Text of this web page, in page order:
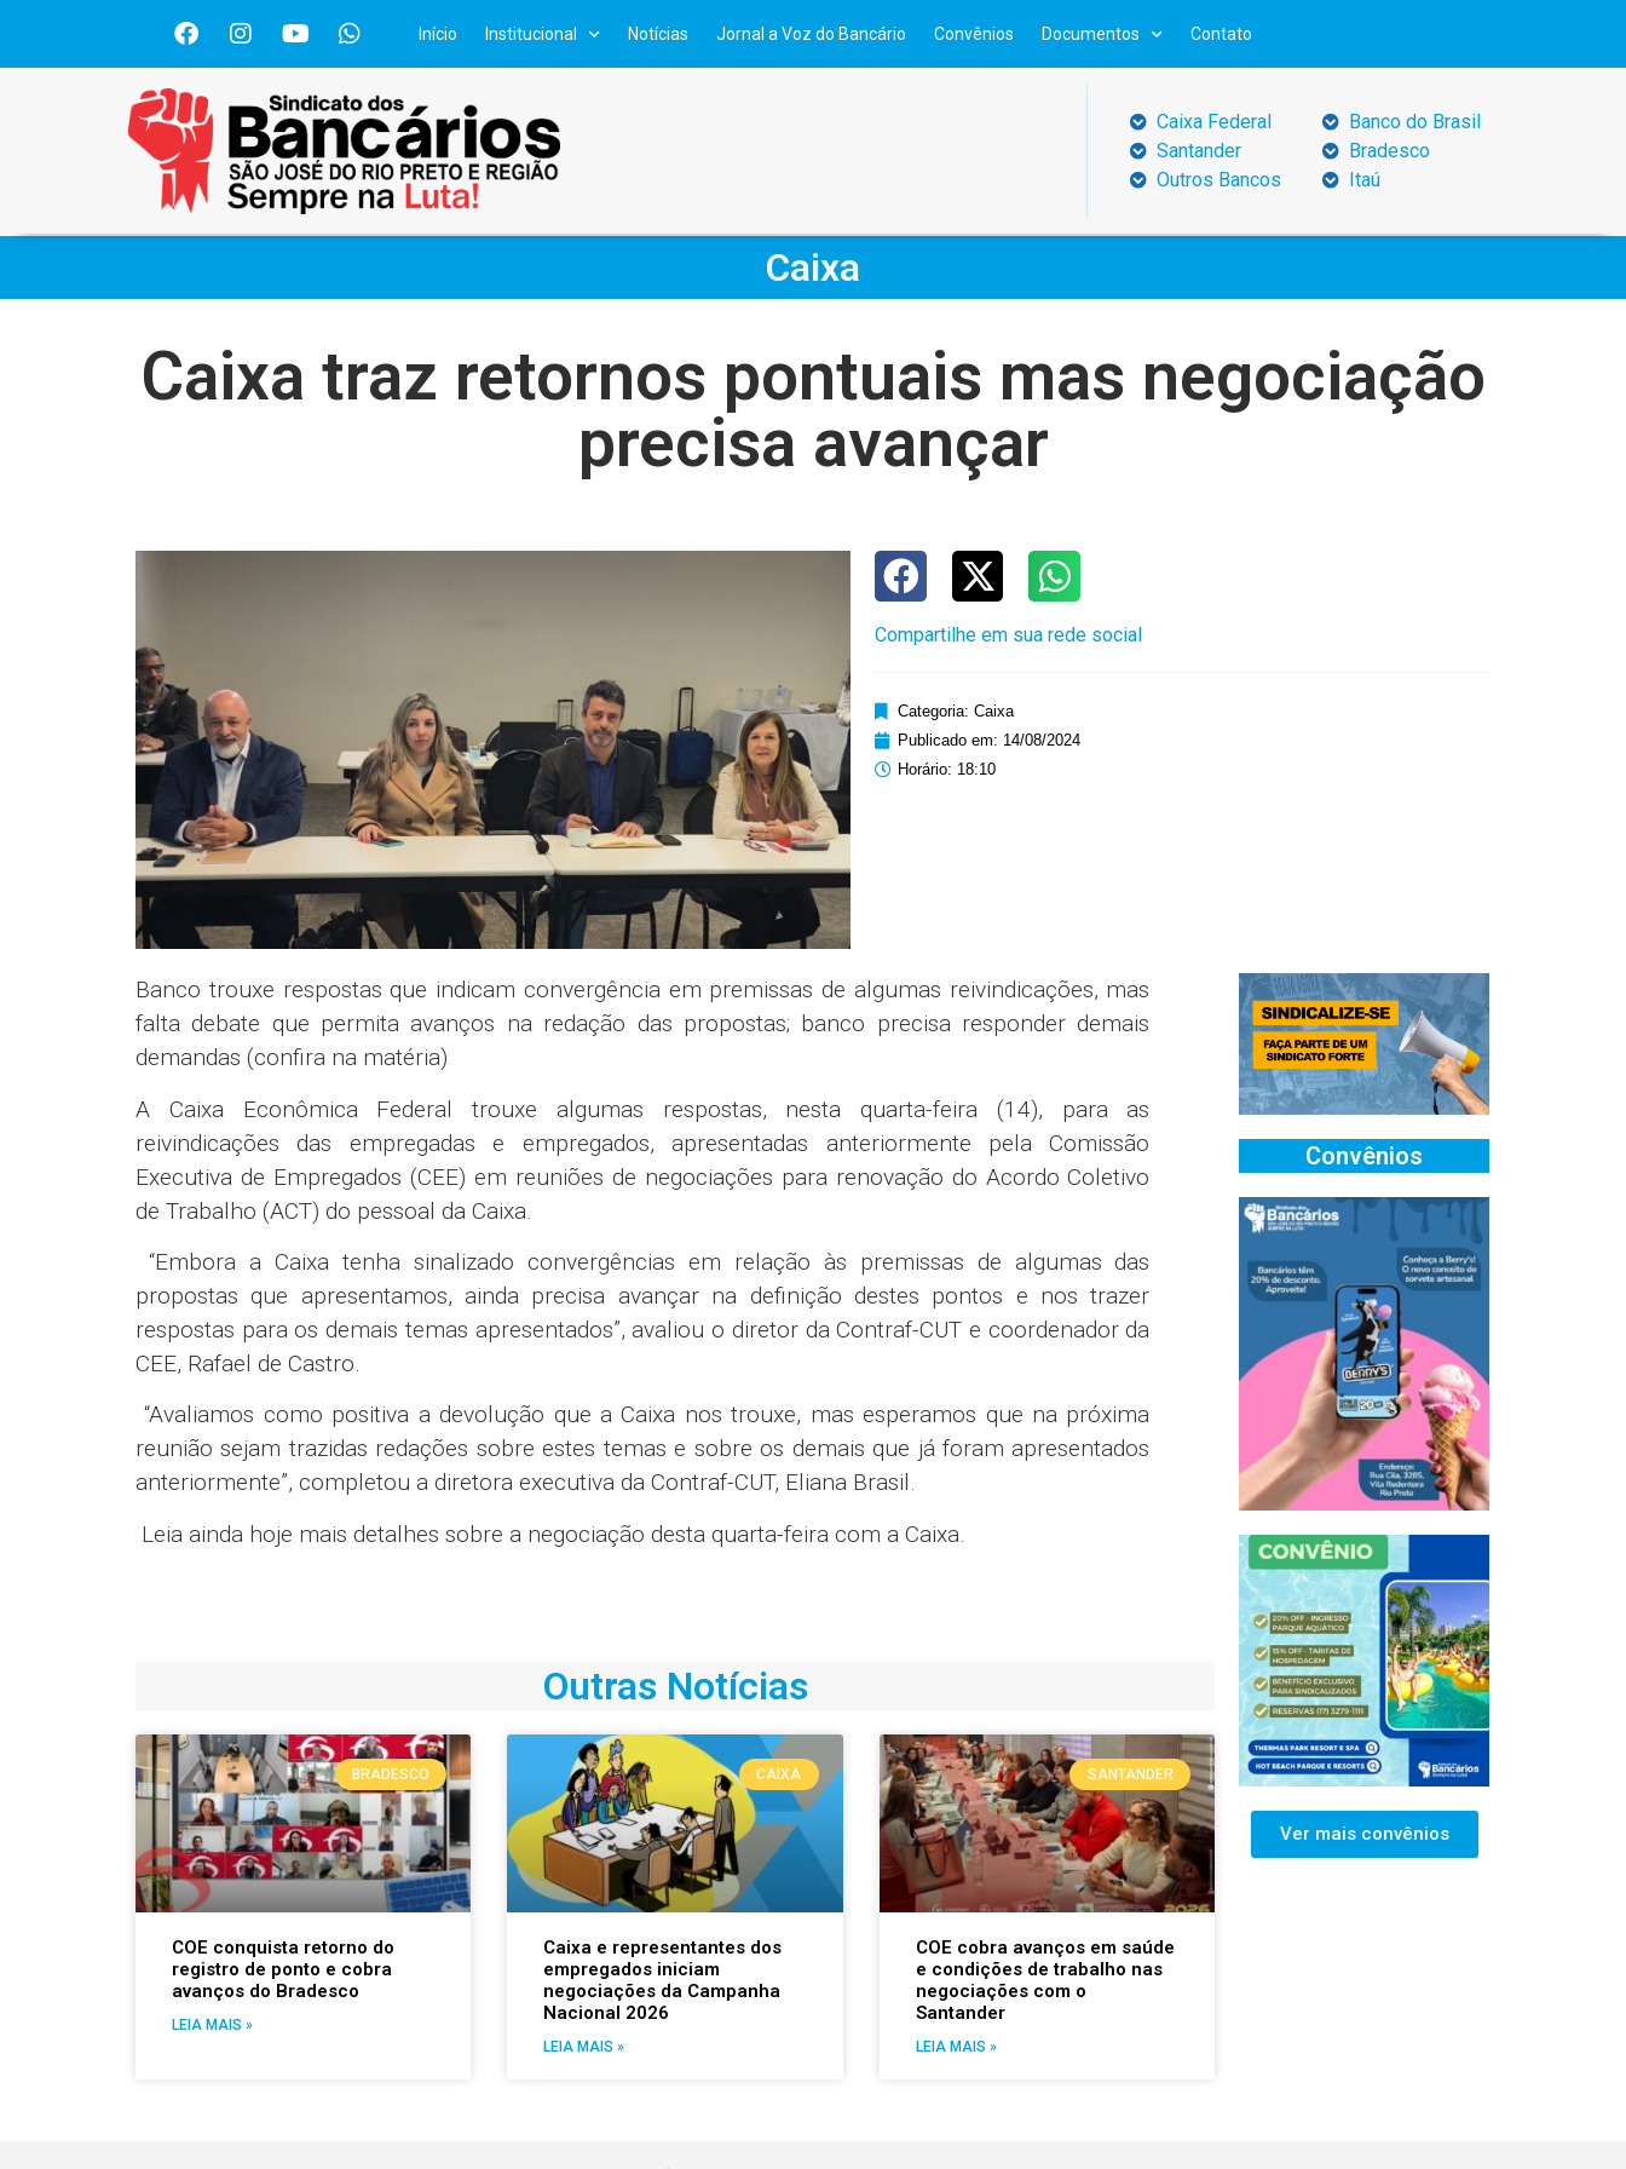
Início Institucional Notícias Jornal a Voz do Bancário Convênios Documentos Contato
Caixa Federal
Santander
Outros Bancos
Banco do Brasil
Bradesco
Itaú
Caixa
Caixa traz retornos pontuais mas negociação
precisa avançar
Compartilhe em sua rede social
Categoria: Caixa
Publicado em: 14/08/2024
Horário: 18:10
Banco trouxe respostas que indicam convergência em premissas de algumas reivindicações, mas
falta debate que permita avanços na redação das propostas; banco precisa responder demais
demandas (confira na matéria)
A Caixa Econômica Federal trouxe algumas respostas, nesta quarta-feira (14), para as
reivindicações das empregadas e empregados, apresentadas anteriormente pela Comissão
Executiva de Empregados (CEE) em reuniões de negociações para renovação do Acordo Coletivo
de Trabalho (ACT) do pessoal da Caixa.
“Embora a Caixa tenha sinalizado convergências em relação às premissas de algumas das
propostas que apresentamos, ainda precisa avançar na definição destes pontos e nos trazer
respostas para os demais temas apresentados”, avaliou o diretor da Contraf-CUT e coordenador da
CEE, Rafael de Castro.
“Avaliamos como positiva a devolução que a Caixa nos trouxe, mas esperamos que na próxima
reunião sejam trazidas redações sobre estes temas e sobre os demais que já foram apresentados
anteriormente”, completou a diretora executiva da Contraf-CUT, Eliana Brasil.
Leia ainda hoje mais detalhes sobre a negociação desta quarta-feira com a Caixa.
Outras Notícias
BRADESCO
COE conquista retorno do
registro de ponto e cobra
avanços do Bradesco
LEIA MAIS »
CAIXA
Caixa e representantes dos
empregados iniciam
negociações da Campanha
Nacional 2026
LEIA MAIS »
SANTANDER
COE cobra avanços em saúde
e condições de trabalho nas
negociações com o
Santander
LEIA MAIS »
Convênios
Ver mais convênios